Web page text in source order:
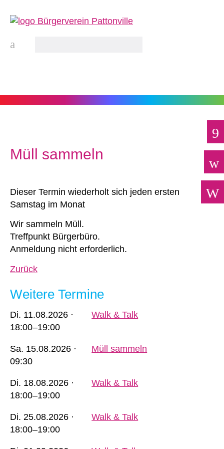
Müll sammeln
Dieser Termin wiederholt sich jeden ersten
Samstag im Monat
Wir sammeln Müll.
Treffpunkt Bürgerbüro.
Anmeldung nicht erforderlich.
Zurück
Weitere Termine
Di. 11.08.2026 ·
18:00–19:00
Walk & Talk
Sa. 15.08.2026 ·
09:30
Müll sammeln
Di. 18.08.2026 ·
18:00–19:00
Walk & Talk
Di. 25.08.2026 ·
18:00–19:00
Walk & Talk